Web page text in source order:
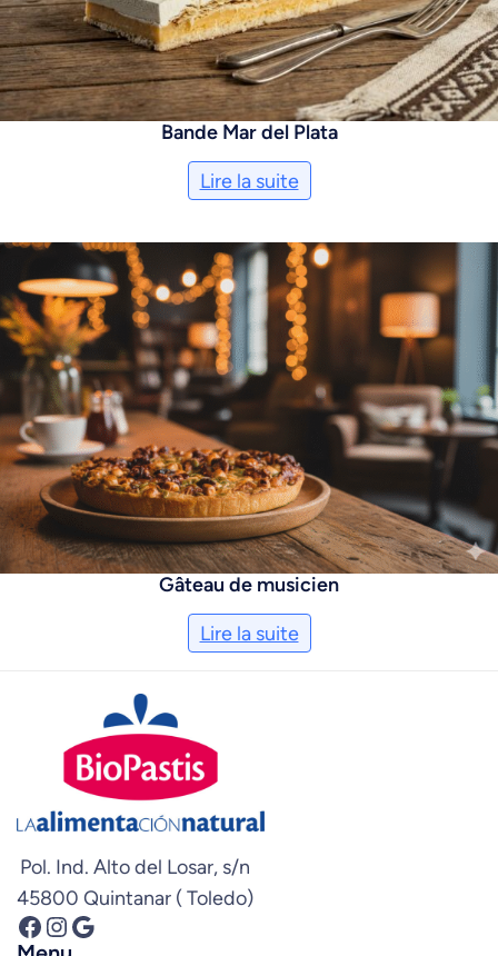
Bande Mar del Plata
Lire la suite
Gâteau de musicien
Lire la suite
Pol. Ind. Alto del Losar, s/n
45800 Quintanar ( Toledo)
Facebook InstagramGoogle